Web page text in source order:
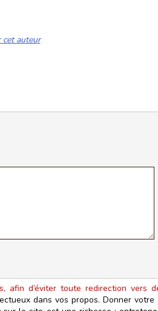
cet auteur
afin d’éviter toute redirection vers
dans vos propos. Donner votre